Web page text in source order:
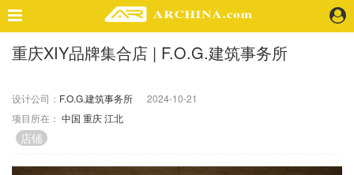
精选案例
景 观
室 内
视 频
重庆XIY品牌集合店 | F.O.G.建筑事务所
设计公司： F.O.G.建筑事务所
2024-10-21
项目所在： 中国 重庆江北
店铺